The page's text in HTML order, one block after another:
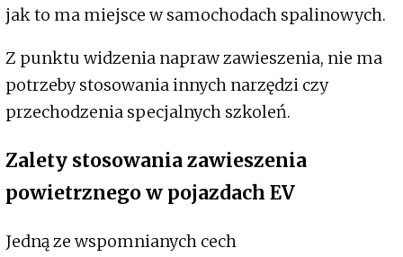
jak to ma miejsce w samochodach spalinowych.
Z punktu widzenia napraw zawieszenia, nie ma
potrzeby stosowania innych narzędzi czy
przechodzenia specjalnych szkoleń.
Zalety stosowania zawieszenia
powietrznego w pojazdach EV
Jedną ze wspomnianych cech